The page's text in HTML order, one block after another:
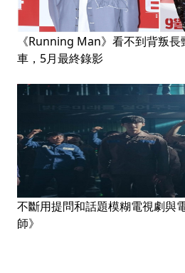
《Running Man》看不到背叛
車，5月最終錄影
不斷用提問和話題模糊電視劇與
師》